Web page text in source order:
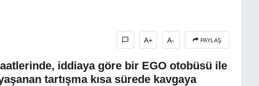
A+ A- PAYLAŞ
iddiaya göre bir EGO otobüsü ile
tartışma kısa sürede kavgaya